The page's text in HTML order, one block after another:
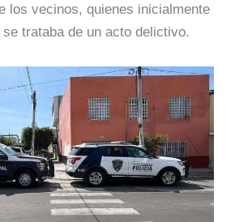
los vecinos, quienes inicialmente
se trataba de un acto delictivo.